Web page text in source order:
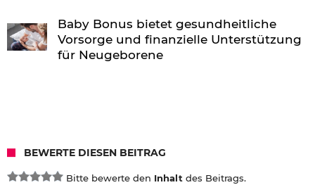
Baby Bonus bietet gesundheitliche
Vorsorge und finanzielle Unterstützung
für Neugeborene
BEWERTE DIESEN BEITRAG
Bitte bewerte den Inhalt des Beitrags.